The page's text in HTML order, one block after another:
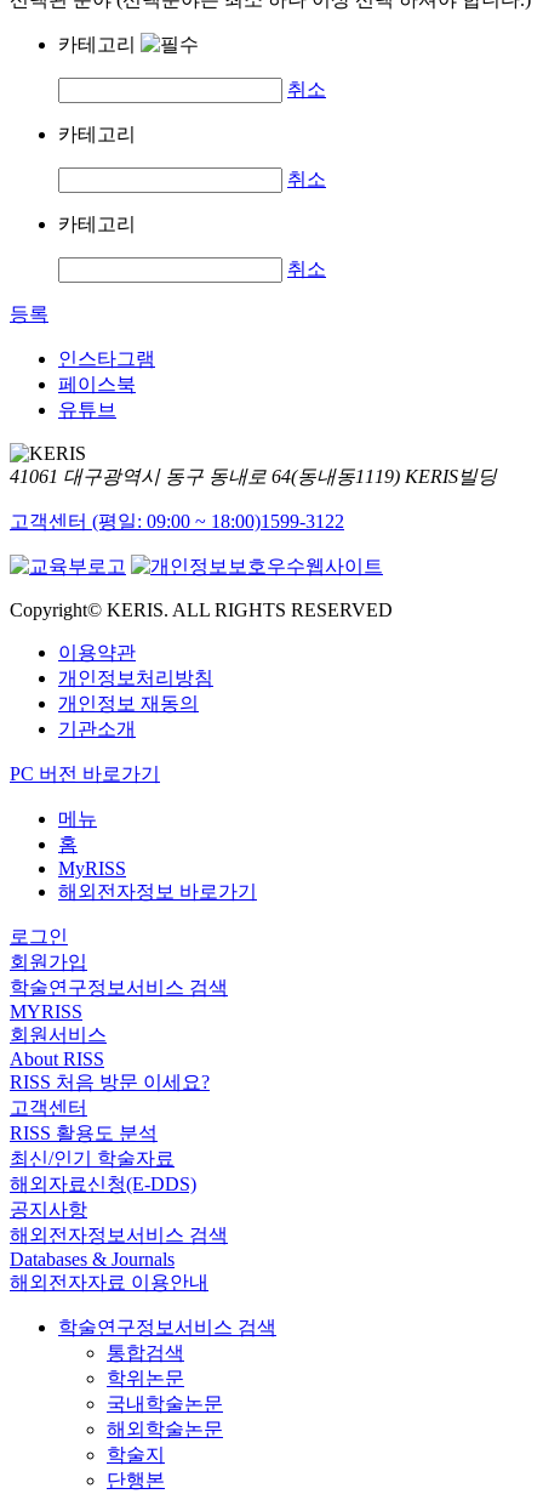
카테고리
취소
카테고리
취소
카테고리
취소
등록
인스타그램
페이스북
유튜브
41061 대구광역시 동구 동내로 64(동내동1119) KERIS빌딩
고객센터 (평일: 09:00 ~ 18:00)1599-3122
Copyright© KERIS. ALL RIGHTS RESERVED
이용약관
개인정보처리방침
개인정보 재동의
기관소개
PC 버전 바로가기
메뉴
홈
MyRISS
해외전자정보 바로가기
로그인
회원가입
학술연구정보서비스 검색
MYRISS
회원서비스
About RISS
RISS 처음 방문 이세요?
고객센터
RISS 활용도 분석
최신/인기 학술자료
해외자료신청(E-DDS)
공지사항
해외전자정보서비스 검색
Databases & Journals
해외전자자료 이용안내
학술연구정보서비스 검색
통합검색
학위논문
국내학술논문
해외학술논문
학술지
단행본